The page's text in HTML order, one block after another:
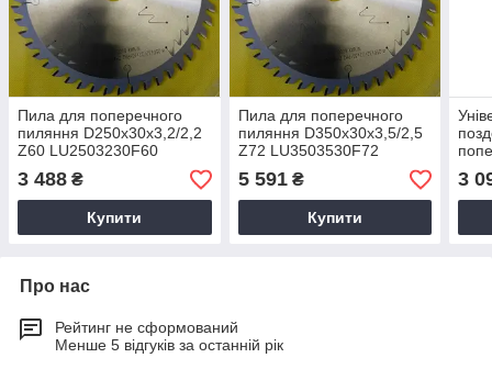
Пила для поперечного
пиляння D250x30x3,2/2,2
Z60 LU2503230F60
3 488 ₴
Купити
Пила для поперечного
пиляння D350x30x3,5/2,5
Z72 LU3503530F72
5 591₴
Купити
3
Про нас
Рейтинг не сформований
Менше 5 відгуків за останній рік